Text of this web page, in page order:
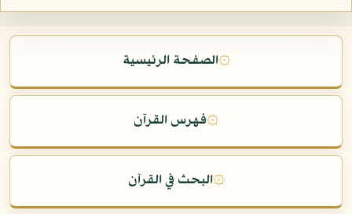
۞الصفحة الرئيسية
۞فهرس القرآن
۞البحث في القرآن